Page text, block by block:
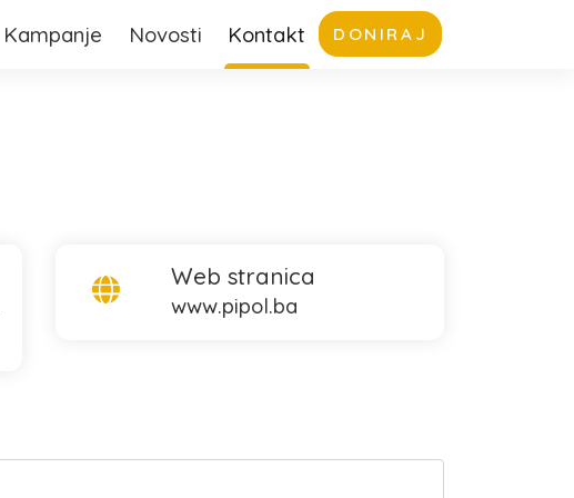
Kampanje Novosti Kontakt DONIRAJ
Web stranica
www.pipol.ba